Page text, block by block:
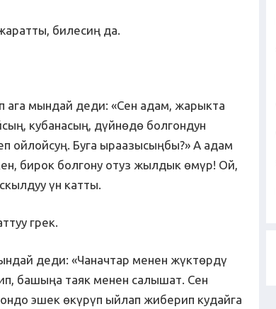
билесиң да.
мындай деди: «Сен адам, жарыкта
кубанасың, дүйнөдө болгондун
ойлойсуң. Буга ыраазысыңбы?» А адам
бирок болгону отуз жылдык өмүр! Ой,
үн катты.
грек.
деди: «Чаначтар менен жүктөрдү
башыңа таяк менен салышат. Сен
эшек өкүрүп ыйлап жиберип кудайга